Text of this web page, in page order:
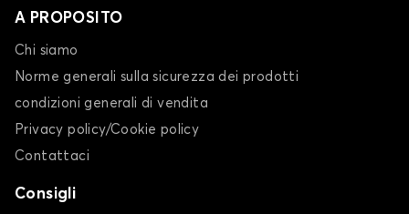
A PROPOSITO
Chi siamo
Norme generali sulla sicurezza dei prodotti
condizioni generali di vendita
Privacy policy/Cookie policy
Contattaci
Consigli